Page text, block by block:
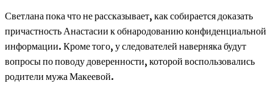
Светлана пока что не рассказывает, как собирается доказать
причастность Анастасии к обнародованию конфиденциальной
информации. Кроме того, у следователей наверняка будут
вопросы по поводу доверенности, которой воспользовались
родители мужа Макеевой.